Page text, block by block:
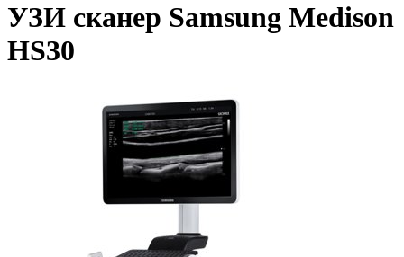
УЗИ сканер Samsung Medison
HS30